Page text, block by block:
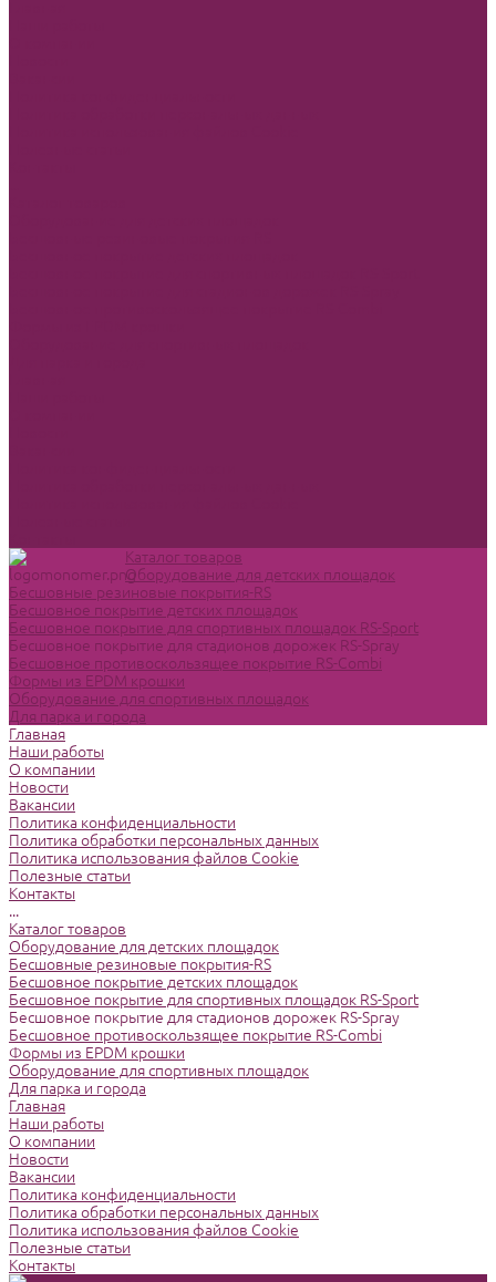
Каталог товаров
Оборудование для детских площадок
Бесшовные резиновые покрытия-RS
Бесшовное покрытие детских площадок
Бесшовное покрытие для спортивных площадок RS-Sport
Бесшовное покрытие для стадионов дорожек RS-Spray
Бесшовное противоскользящее покрытие RS-Combi
Формы из EPDM крошки
Оборудование для спортивных площадок
Для парка и города
Главная
Наши работы
О компании
Новости
Вакансии
Политика конфиденциальности
Политика обработки персональных данных
Политика использования файлов Cookie
Полезные статьи
Контакты
...
Каталог товаров
Оборудование для детских площадок
Бесшовные резиновые покрытия-RS
Бесшовное покрытие детских площадок
Бесшовное покрытие для спортивных площадок RS-Sport
Бесшовное покрытие для стадионов дорожек RS-Spray
Бесшовное противоскользящее покрытие RS-Combi
Формы из EPDM крошки
Оборудование для спортивных площадок
Для парка и города
Главная
Наши работы
О компании
Новости
Вакансии
Политика конфиденциальности
Политика обработки персональных данных
Политика использования файлов Cookie
Полезные статьи
Контакты